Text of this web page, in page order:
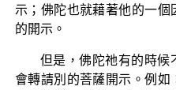
示；佛陀也就藉著他的一
的開示。
但是，佛陀祂有的時候
會轉請別的菩薩開示。例